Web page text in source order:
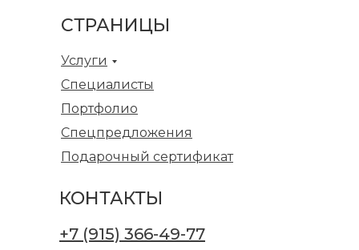
Специалисты
Портфолио
Спецпредложения
Подарочный сертификат
Услуги
+7 (915) 366-49-77
СТРАНИЦЫ
КОНТАКТЫ